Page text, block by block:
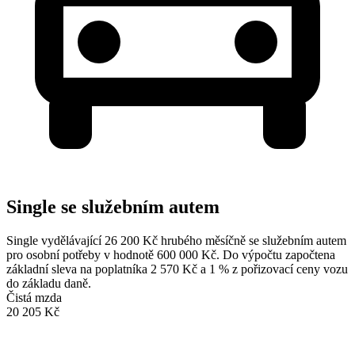
Single se služebním autem
Single vydělávající 26 200 Kč hrubého měsíčně se služebním autem
pro osobní potřeby v hodnotě 600 000 Kč. Do výpočtu započtena
základní sleva na poplatníka 2 570 Kč a 1 % z pořizovací ceny vozu
do základu daně.
Čistá mzda
20 205 Kč